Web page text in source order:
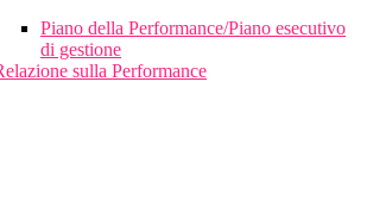
Piano della Performance/Piano esecutivo
di gestione
sulla Performance